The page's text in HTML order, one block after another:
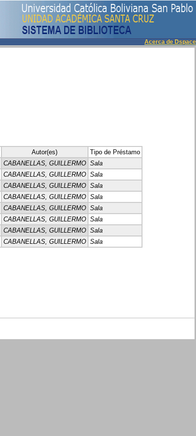
Acerca de Dspace
Autor(es)
Tipo de Préstamo
CABANELLAS, GUILLERMO Sala
CABANELLAS, GUILLERMO Sala
CABANELLAS, GUILLERMO Sala
CABANELLAS, GUILLERMO Sala
CABANELLAS, GUILLERMO Sala
CABANELLAS, GUILLERMO Sala
CABANELLAS, GUILLERMO Sala
CABANELLAS, GUILLERMO Sala